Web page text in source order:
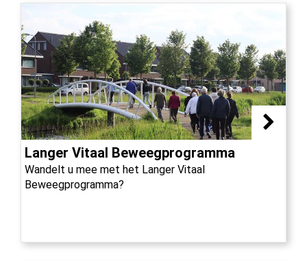
Langer Vitaal Beweegprogramma
Wandelt u mee met het Langer Vitaal
Beweegprogramma?